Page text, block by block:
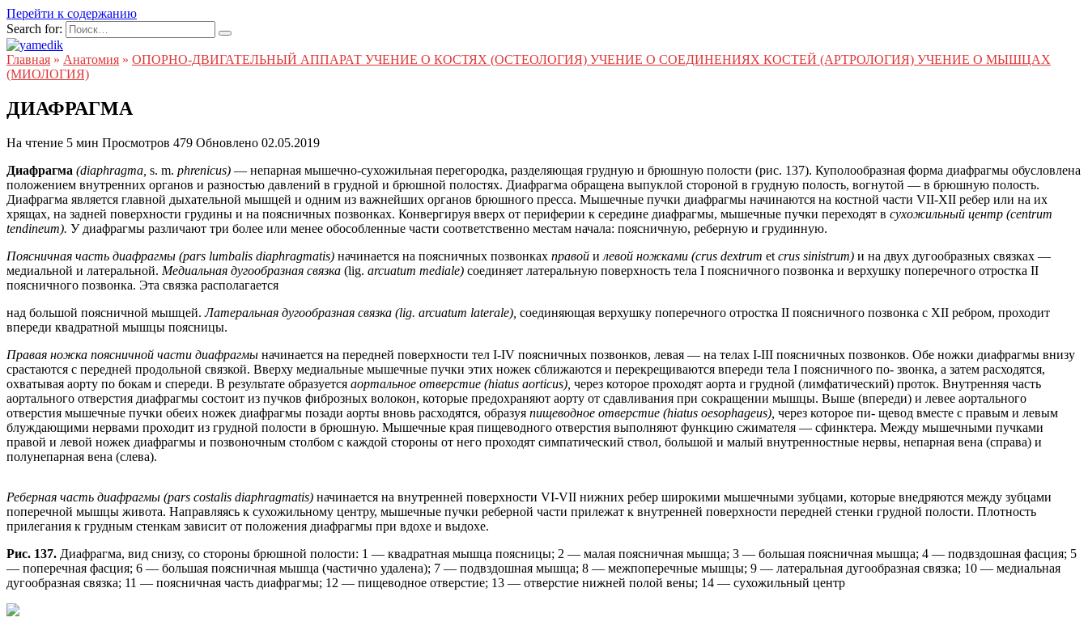
Перейти к содержанию
Search for:
Главная » Анатомия » ОПОРНО-ДВИГАТЕЛЬНЫЙ АППАРАТ УЧЕНИЕ О КОСТЯХ (ОСТЕОЛОГИЯ) УЧЕНИЕ О СОЕДИНЕНИЯХ КОСТЕЙ (АРТРОЛОГИЯ) УЧЕНИЕ О МЫШЦАХ
(МИОЛОГИЯ)
ДИАФРАГМА
На чтение 5 мин Просмотров 479 Обновлено 02.05.2019
Диафрагма (diaphragma, s. m. phrenicus) — непарная мышечно-сухожильная перегородка, разделяющая грудную и брюшную полости (рис. 137). Куполообразная форма диафрагмы обусловлена
положением внутренних органов и разностью давлений в грудной и брюшной полостях. Диафрагма обращена выпуклой стороной в грудную полость, вогнутой — в брюшную полость.
Диафрагма является главной дыхательной мышцей и одним из важнейших органов брюшного пресса. Мышечные пучки диафрагмы начинаются на костной части VII-XII ребер или на их
хрящах, на задней поверхности грудины и на поясничных позвонках. Конвергируя вверх от периферии к середине диафрагмы, мышечные пучки переходят в сухожильный центр (centrum
tendineum). У диафрагмы различают три более или менее обособленные части соответственно местам начала: поясничную, реберную и грудинную.
Поясничная часть диафрагмы (pars lumbalis diaphragmatis) начинается на поясничных позвонках правой и левой ножками (crus dextrum et crus sinistrum) и на двух дугообразных связках —
медиальной и латеральной. Медиальная дугообразная связка (lig. arcuatum mediale) соединяет латеральную поверхность тела I поясничного позвонка и верхушку поперечного отростка II
поясничного позвонка. Эта связка располагается
над большой поясничной мышцей.Латеральная дугообразная связка (lig. arcuatum laterale), соединяющая верхушку поперечного отростка II поясничного позвонка с XII ребром, проходит
впереди квадратной мышцы поясницы.
Правая ножка поясничной части диафрагмы начинается на передней поверхности тел I-IV поясничных позвонков, левая — на телах I-III поясничных позвонков. Обе ножки диафрагмы внизу
срастаются с передней продольной связкой. Вверху медиальные мышечные пучки этих ножек сближаются и перекрещиваются впереди тела I поясничного по- звонка, а затем расходятся,
охватывая аорту по бокам и спереди. В результате образуется аортальное отверстие (hiatus aorticus), через которое проходят аорта и грудной (лимфатический) проток. Внутренняя часть
аортального отверстия диафрагмы состоит из пучков фиброзных волокон, которые предохраняют аорту от сдавливания при сокращении мышцы. Выше (впереди) и левее аортального
отверстия мышечные пучки обеих ножек диафрагмы позади аорты вновь расходятся, образуя пищеводное отверстие (hiatus oesophageus), через которое пи- щевод вместе с правым и левым
блуждающими нервами проходит из грудной полости в брюшную. Мышечные края пищеводного отверстия выполняют функцию сжимателя — сфинктера. Между мышечными пучками
правой и левой ножек диафрагмы и позвоночным столбом с каждой стороны от него проходят симпатический ствол, большой и малый внутренностные нервы, непарная вена (справа) и
полунепарная вена (слева).
Реберная часть диафрагмы (pars costalis diaphragmatis) начинается на внутренней поверхности VI-VII нижних ребер широкими мышечными зубцами, которые внедряются между зубцами
поперечной мышцы живота. Направляясь к сухожильному центру, мышечные пучки реберной части прилежат к внутренней поверхности передней стенки грудной полости. Плотность
прилегания к грудным стенкам зависит от положения диафрагмы при вдохе и выдохе.
Рис. 137. Диафрагма, вид снизу, со стороны брюшной полости: 1 — квадратная мышца поясницы; 2 — малая поясничная мышца; 3 — большая поясничная мышца; 4 — подвздошная фасция; 5
— поперечная фасция; 6 — большая поясничная мышца (частично удалена); 7 — подвздошная мышца; 8 — межпоперечные мышцы; 9 — латеральная дугообразная связка; 10 — медиальная
дугообразная связка; 11 — поясничная часть диафрагмы; 12 — пищеводное отверстие; 13 — отверстие нижней полой вены; 14 — сухожильный центр